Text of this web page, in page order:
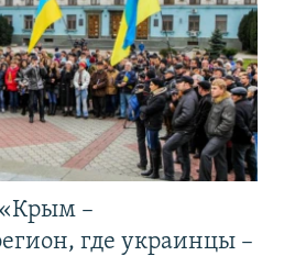
–
где украинцы –